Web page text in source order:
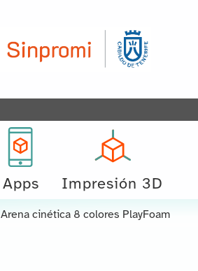
Apps Impresión 3D
Arena cinética 8 colores PlayFoam